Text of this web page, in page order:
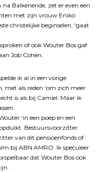
Balkenende, zet er even een
met zijn vrouw Enikö
christelijke beginselen, ‘gaat
of ook Wouter Bos gaf
Job Cohen.
ik al in een vorige
als reden ‘om zich meer
is als bij Camiel. Maar ik
‘in een poep en een
Bestuursvoorzitter
van dit pensioenfonds of
bij ABN AMRO. Ik speculeer
dat Wouter Bos ook